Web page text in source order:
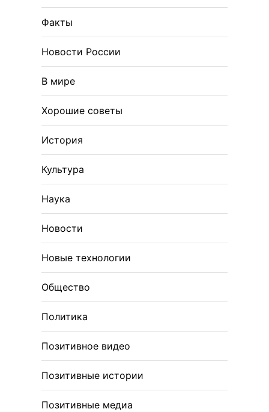
Факты
Новости России
В мире
Хорошие советы
История
Культура
Наука
Новости
Новые технологии
Общество
Политика
Позитивное видео
Позитивные истории
Позитивные медиа